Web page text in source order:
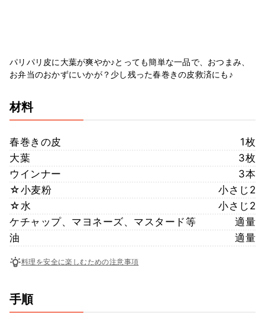
パリパリ皮に大葉が爽やか♪とっても簡単な一品で、おつまみ、
お弁当のおかずにいかが？少し残った春巻きの皮救済にも♪
材料
春巻きの皮
1枚
大葉
3枚
ウインナー
3本
☆小麦粉
小さじ2
☆水
小さじ2
ケチャップ、マヨネーズ、マスタード等
適量
油
適量
料理を安全に楽しむための注意事項
手順